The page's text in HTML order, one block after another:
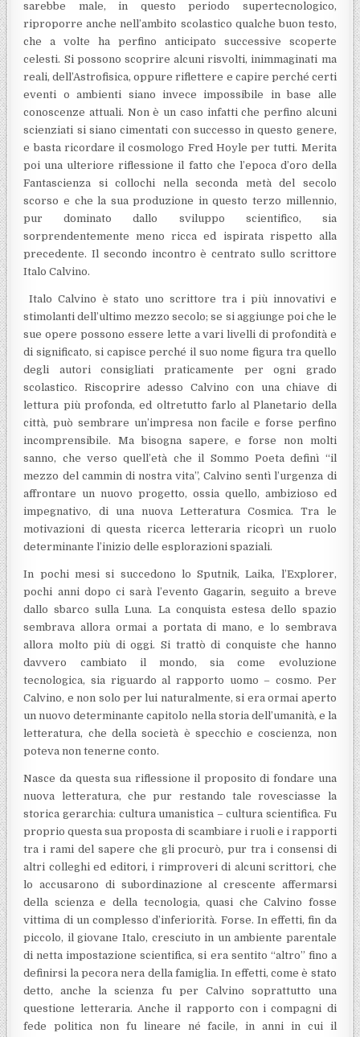
sarebbe male, in questo periodo supertecnologico,
riproporre anche nell’ambito scolastico qualche buon testo,
che a volte ha perfino anticipato successive scoperte
celesti. Si possono scoprire alcuni risvolti, inimmaginati ma
reali, dell’Astrofisica, oppure riflettere e capire perché certi
eventi o ambienti siano invece impossibile in base alle
conoscenze attuali. Non è un caso infatti che perfino alcuni
scienziati si siano cimentati con successo in questo genere,
e basta ricordare il cosmologo Fred Hoyle per tutti. Merita
poi una ulteriore riflessione il fatto che l’epoca d’oro della
Fantascienza si collochi nella seconda metà del secolo
scorso e che la sua produzione in questo terzo millennio,
pur dominato dallo sviluppo scientifico, sia
sorprendentemente meno ricca ed ispirata rispetto alla
precedente. Il secondo incontro è centrato sullo scrittore
Italo Calvino.
Italo Calvino è stato uno scrittore tra i più innovativi e
stimolanti dell’ultimo mezzo secolo; se si aggiunge poi che le
sue opere possono essere lette a vari livelli di profondità e
di significato, si capisce perché il suo nome figura tra quello
degli autori consigliati praticamente per ogni grado
scolastico. Riscoprire adesso Calvino con una chiave di
lettura più profonda, ed oltretutto farlo al Planetario della
città, può sembrare un’impresa non facile e forse perfino
incomprensibile. Ma bisogna sapere, e forse non molti
sanno, che verso quell’età che il Sommo Poeta definì “il
mezzo del cammin di nostra vita”, Calvino sentì l’urgenza di
affrontare un nuovo progetto, ossia quello, ambizioso ed
impegnativo, di una nuova Letteratura Cosmica. Tra le
motivazioni di questa ricerca letteraria ricoprì un ruolo
determinante l’inizio delle esplorazioni spaziali.
In pochi mesi si succedono lo Sputnik, Laika, l’Explorer,
pochi anni dopo ci sarà l’evento Gagarin, seguito a breve
dallo sbarco sulla Luna. La conquista estesa dello spazio
sembrava allora ormai a portata di mano, e lo sembrava
allora molto più di oggi. Si trattò di conquiste che hanno
davvero cambiato il mondo, sia come evoluzione
tecnologica, sia riguardo al rapporto uomo – cosmo. Per
Calvino, e non solo per lui naturalmente, si era ormai aperto
un nuovo determinante capitolo nella storia dell’umanità, e la
letteratura, che della società è specchio e coscienza, non
poteva non tenerne conto.
Nasce da questa sua riflessione il proposito di fondare una
nuova letteratura, che pur restando tale rovesciasse la
storica gerarchia: cultura umanistica – cultura scientifica. Fu
proprio questa sua proposta di scambiare i ruoli e i rapporti
tra i rami del sapere che gli procurò, pur tra i consensi di
altri colleghi ed editori, i rimproveri di alcuni scrittori, che
lo accusarono di subordinazione al crescente affermarsi
della scienza e della tecnologia, quasi che Calvino fosse
vittima di un complesso d’inferiorità. Forse. In effetti, fin da
piccolo, il giovane Italo, cresciuto in un ambiente parentale
di netta impostazione scientifica, si era sentito “altro” fino a
definirsi la pecora nera della famiglia. In effetti, come è stato
detto, anche la scienza fu per Calvino soprattutto una
questione letteraria. Anche il rapporto con i compagni di
fede politica non fu lineare né facile, in anni in cui il